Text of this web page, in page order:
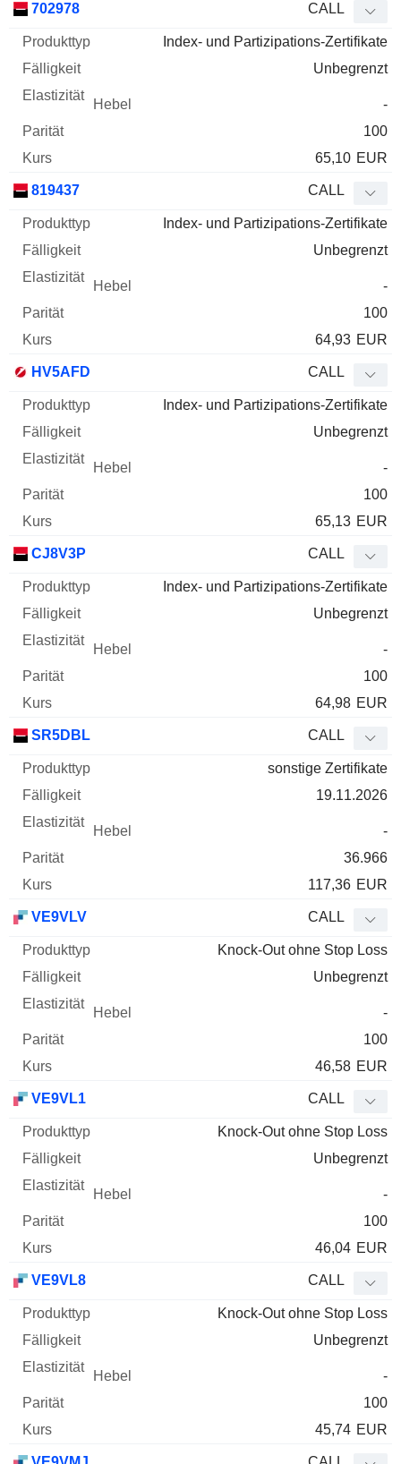
702978 CALL
Index- und Partizipations-Zertifikate
Unbegrenzt
-
100
65,10 EUR
819437 CALL
Index- und Partizipations-Zertifikate
Unbegrenzt
-
100
64,93 EUR
HV5AFD CALL
Index- und Partizipations-Zertifikate
Unbegrenzt
-
100
65,13 EUR
CJ8V3P CALL
Index- und Partizipations-Zertifikate
Unbegrenzt
-
100
64,98 EUR
SR5DBL CALL
sonstige Zertifikate
19.11.2026
-
36.966
117,36 EUR
VE9VLV CALL
Knock-Out ohne Stop Loss
Unbegrenzt
-
100
46,58 EUR
VE9VL1 CALL
Knock-Out ohne Stop Loss
Unbegrenzt
-
100
46,04 EUR
VE9VL8 CALL
Knock-Out ohne Stop Loss
Unbegrenzt
-
100
45,74 EUR